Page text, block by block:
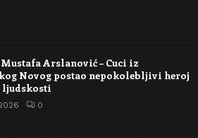
Mustafa Arslanović – Cuci iz
Novog postao nepokolebljivi heroj
ljudskosti
0